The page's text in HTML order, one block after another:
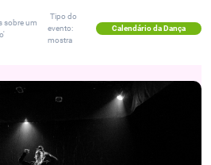
sobre um
Tipo do
evento:
mostra
Calendário da Dança